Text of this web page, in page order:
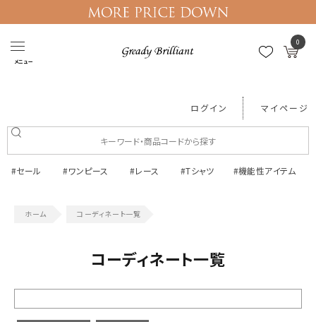
メニュー
0
ログイン マイページ
#セール #ワンピース #レース #Tシャツ #機能性アイテム
コーディネート一覧
コーディネート一覧